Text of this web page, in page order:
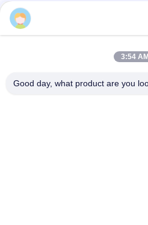
3:54 AM
Good day, what product are you